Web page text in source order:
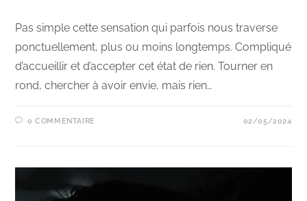
Pas simple cette sensation qui parfois nous traverse
ponctuellement, plus ou moins longtemps. Compliqué
d’accueillir et d’accepter cet état de rien. Tourner en
rond, chercher à avoir envie, mais rien…
0 COMMENTAIRE 02/05/2024